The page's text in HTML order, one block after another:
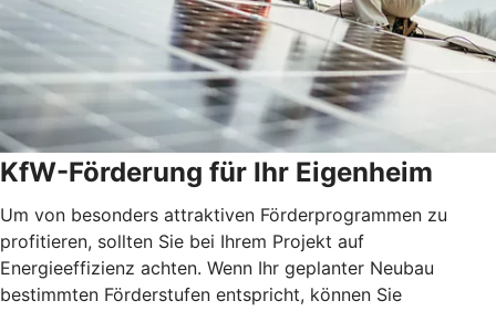
KfW-Förderung für Ihr Eigenheim
Um von besonders attraktiven Förderprogrammen zu
profitieren, sollten Sie bei Ihrem Projekt auf
Energieeffizienz achten. Wenn Ihr geplanter Neubau
bestimmten Förderstufen entspricht, können Sie